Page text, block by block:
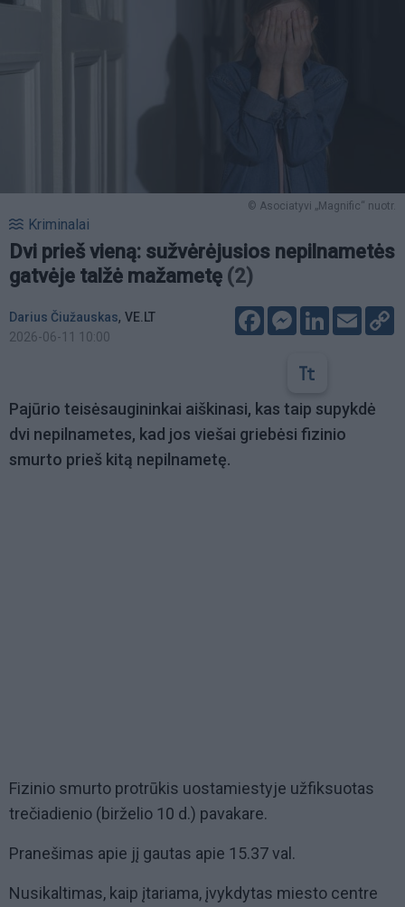
© Asociatyvi „Magnific“ nuotr.
Kriminalai
Dvi prieš vieną: sužvėrėjusios nepilnametės
gatvėje talžė mažametę (2)
Darius Čiužauskas, VE.LT
2026-06-11 10:00
FacebookMessenger
LinkedIn
Email
Pajūrio teisėsaugininkai aiškinasi, kas taip supykdė
dvi nepilnametes, kad jos viešai griebėsi fizinio
smurto prieš kitą nepilnametę.
Fizinio smurto protrūkis uostamiestyje užfiksuotas
trečiadienio (birželio 10 d.) pavakare.
Pranešimas apie jį gautas apie 15.37 val.
Nusikaltimas, kaip įtariama, įvykdytas miesto centre